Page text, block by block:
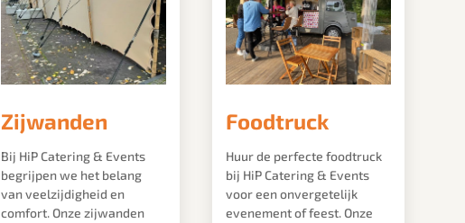
Zijwanden
Bij HiP Catering & Events
begrijpen we het belang
van veelzijdigheid en
comfort. Onze zijwanden
Foodtruck
Huur de perfecte foodtruck
bij HiP Catering & Events
voor een onvergetelijk
evenement of feest. Onze